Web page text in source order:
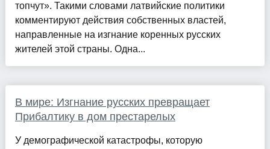
топчут». Такими словами латвийские политики
комментируют действия собственных властей,
направленные на изгнание коренных русских
жителей этой страны. Одна...
В мире: Изгнание русских превращает
Прибалтику в дом престарелых
У демографической катастрофы, которую